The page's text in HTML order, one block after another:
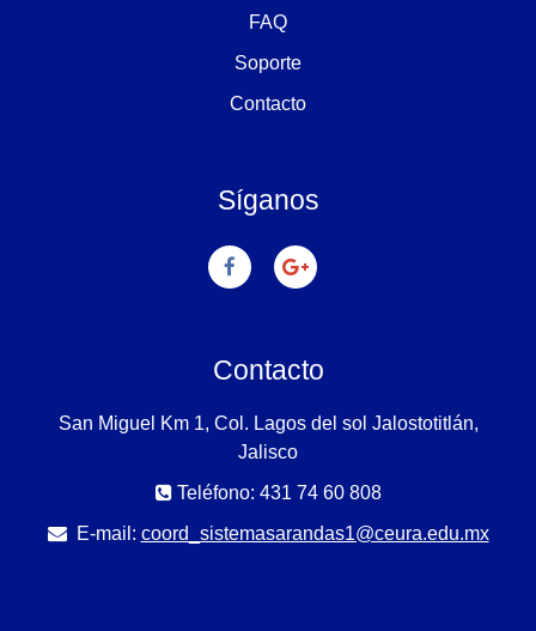
FAQ
Soporte
Contacto
Síganos
Contacto
San Miguel Km 1, Col. Lagos del sol Jalostotitlán,
Jalisco
Teléfono: 431 74 60 808
E-mail: coord_sistemasarandas1@ceura.edu.mx